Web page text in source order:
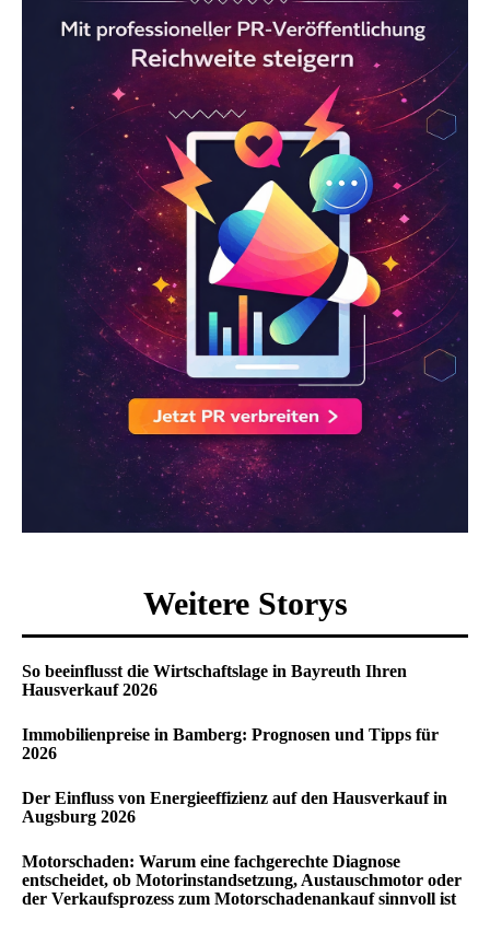
Weitere Storys
So beeinflusst die Wirtschaftslage in Bayreuth Ihren
Hausverkauf 2026
Immobilienpreise in Bamberg: Prognosen und Tipps für
2026
Der Einfluss von Energieeffizienz auf den Hausverkauf in
Augsburg 2026
Motorschaden: Warum eine fachgerechte Diagnose
entscheidet, ob Motorinstandsetzung, Austauschmotor oder
der Verkaufsprozess zum Motorschadenankauf sinnvoll ist